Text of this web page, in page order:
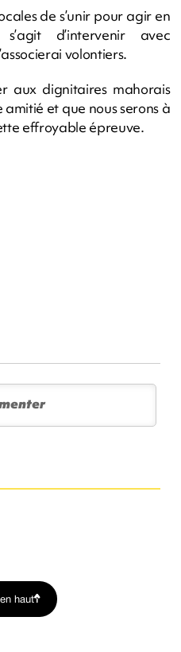
de s’unir pour agir en
d’intervenir avec
volontiers.
aux dignitaires mahorais
et que nous serons à
effroyable épreuve.
haut